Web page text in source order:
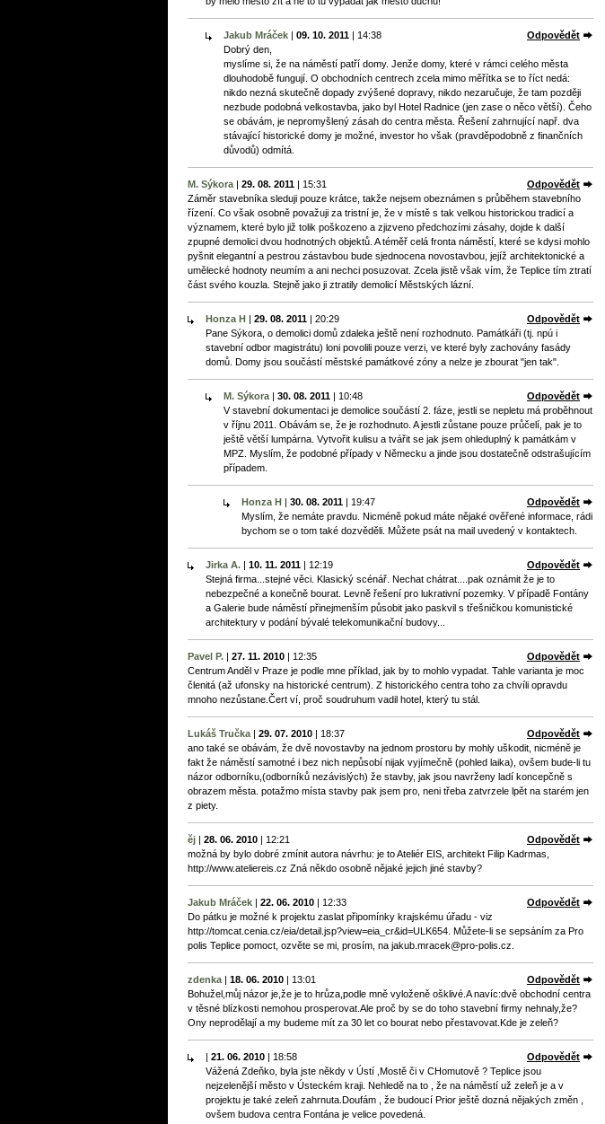
Jakub Mráček | 09. 10. 2011 | 14:38
Odpovědět
Dobrý den,
myslíme si, že na náměstí patří domy. Jenže domy, které v rámci celého města
dlouhodobě fungují. O obchodních centrech zcela mimo měřítka se to říct nedá:
nikdo nezná skutečně dopady zvýšené dopravy, nikdo nezaručuje, že tam později
nezbude podobná velkostavba, jako byl Hotel Radnice (jen zase o něco větší). Čeho
se obávám, je nepromyšlený zásah do centra města. Řešení zahrnující např. dva
stávající historické domy je možné, investor ho však (pravděpodobně z finančních
důvodů) odmítá.
M. Sýkora | 29. 08. 2011 | 15:31
Odpovědět
Záměr stavebníka sleduji pouze krátce, takže nejsem obeznámen s průběhem stavebního
řízení. Co však osobně považuji za tristní je, že v místě s tak velkou historickou tradicí a
významem, které bylo již tolik poškozeno a zjizveno předchozími zásahy, dojde k další
zpupné demolici dvou hodnotných objektů. A téměř celá fronta náměstí, které se kdysi mohlo
pyšnit elegantní a pestrou zástavbou bude sjednocena novostavbou, jejíž architektonické a
umělecké hodnoty neumím a ani nechci posuzovat. Zcela jistě však vím, že Teplice tím ztratí
část svého kouzla. Stejně jako ji ztratily demolicí Městských lázní.
Honza H | 29. 08. 2011 | 20:29
Odpovědět
Pane Sýkora, o demolici domů zdaleka ještě není rozhodnuto. Památkáři (tj. npú i
stavební odbor magistrátu) loni povolili pouze verzi, ve které byly zachovány fasády
domů. Domy jsou součástí městské památkové zóny a nelze je zbourat "jen tak".
M. Sýkora | 30. 08. 2011 | 10:48
Odpovědět
V stavební dokumentaci je demolice součástí 2. fáze, jestli se nepletu má proběhnout
v říjnu 2011. Obávám se, že je rozhodnuto. A jestli zůstane pouze průčelí, pak je to
ještě větší lumpárna. Vytvořit kulisu a tvářit se jak jsem ohleduplný k památkám v
MPZ. Myslím, že podobné případy v Německu a jinde jsou dostatečně odstrašujícím
případem.
Honza H | 30. 08. 2011 | 19:47
Odpovědět
Myslím, že nemáte pravdu. Nicméně pokud máte nějaké ověřené informace, rádi
bychom se o tom také dozvěděli. Můžete psát na mail uvedený v kontaktech.
Jirka A. | 10. 11. 2011 | 12:19
Odpovědět
Stejná firma...stejné věci. Klasický scénář. Nechat chátrat....pak oznámit že je to
nebezpečné a konečně bourat. Levně řešení pro lukrativní pozemky. V případě Fontány
a Galerie bude náměstí přinejmenším působit jako paskvil s třešničkou komunistické
architektury v podání bývalé telekomunikační budovy...
Pavel P. | 27. 11. 2010 | 12:35
Odpovědět
Centrum Anděl v Praze je podle mne příklad, jak by to mohlo vypadat. Tahle varianta je moc
členitá (až ufonsky na historické centrum). Z historického centra toho za chvíli opravdu
mnoho nezůstane.Čert ví, proč soudruhum vadil hotel, který tu stál.
Lukáš Tručka | 29. 07. 2010 | 18:37
Odpovědět
ano také se obávám, že dvě novostavby na jednom prostoru by mohly uškodit, nicméně je
fakt že náměstí samotné i bez nich nepůsobí nijak vyjímečně (pohled laika), ovšem bude-li tu
názor odborníku,(odborníků nezávislých) že stavby, jak jsou navrženy ladí koncepčně s
obrazem města. potažmo místa stavby pak jsem pro, neni třeba zatvrzele lpět na starém jen
z piety.
ěj | 28. 06. 2010 | 12:21
Odpovědět
možná by bylo dobré zmínit autora návrhu: je to Ateliér EIS, architekt Filip Kadrmas,
http://www.ateliereis.cz Zná někdo osobně nějaké jejich jiné stavby?
Jakub Mráček | 22. 06. 2010 | 12:33
Odpovědět
Do pátku je možné k projektu zaslat připomínky krajskému úřadu - viz
http://tomcat.cenia.cz/eia/detail.jsp?view=eia_cr&id=ULK654. Můžete-li se sepsáním za Pro
polis Teplice pomoct, ozvěte se mi, prosím, na jakub.mracek@pro-polis.cz.
zdenka | 18. 06. 2010 | 13:01
Odpovědět
Bohužel,můj názor je,že je to hrůza,podle mně vyloženě ošklivé.A navíc:dvě obchodní centra
v těsné blízkosti nemohou prosperovat.Ale proč by se do toho stavební firmy nehnaly,že?
Ony neprodělají a my budeme mít za 30 let co bourat nebo přestavovat.Kde je zeleň?
| 21. 06. 2010 | 18:58
Odpovědět
Vážená Zdeňko, byla jste někdy v Ústí ,Mostě či v CHomutově ? Teplice jsou
nejzelenější město v Ústeckém kraji. Nehledě na to , že na náměstí už zeleň je a v
projektu je také zeleň zahrnuta.Doufám , že budoucí Prior ještě dozná nějakých změn ,
ovšem budova centra Fontána je velice povedená.